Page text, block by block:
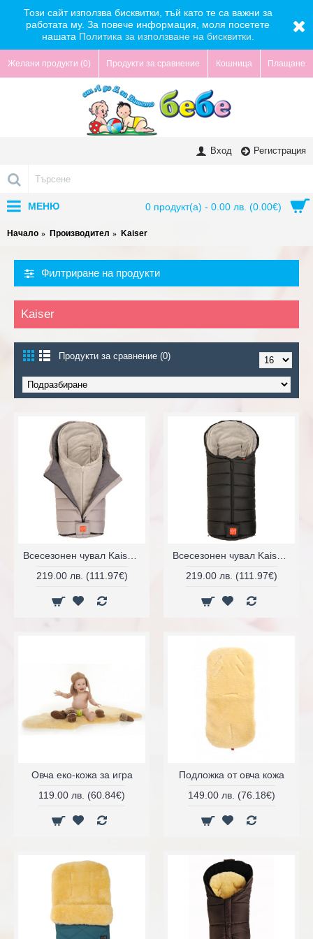
Този сайт използва бисквитки, тъй като те са важни за
работата му. За повече информация, моля посетете
нашата Политика за използване на бисквитки.
Желани продукти (0) Продукти за сравнение Кошница Плащане
0 продукт(а) - 0.00 лв. (0.00€)
Вход Регистрация
МЕНЮ
Начало Производител Kaiser
Филтриране на продукти
Kaiser
Продукти за сравнение (0)
219.00 лв. (111.97€)
219.00 лв. (111.97€)
Овча еко-кожа за игра
119.00 лв. (60.84€)
Подложка от овча кожа
149.00 лв. (76.18€)